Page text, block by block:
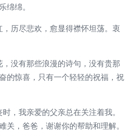
绵绵。
，历尽悲欢，愈显得襟怀坦荡。衷
，没有那些浪漫的诗句，没有贵那
的惊喜，只有一个轻轻的祝福，祝
，我亲爱的父亲总在关注着我。
关，爸爸，谢谢你的帮助和理解。